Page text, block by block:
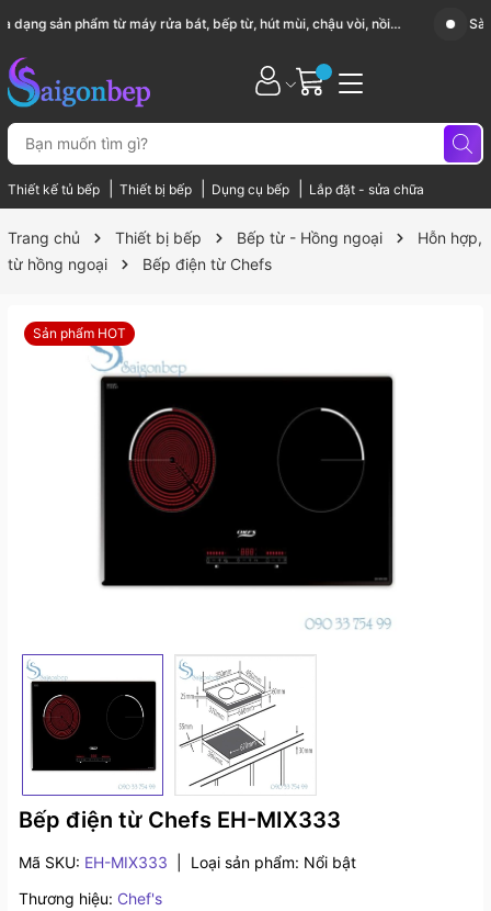
Sài Gòn Bếp chuyên thiết bị bếp, gia dụng bếp cao cấp
Thiết kế tủ bếp Thiết bị bếp Dụng cụ bếp Lắp đặt - sửa chữa
Trang chủ Thiết bị bếp Bếp từ - Hồng ngoại
Hỗn hợp,
từ hồng ngoại
Bếp điện từ Chefs
Sản phẩm HOT
Bếp điện từ Chefs EH-MIX333
Mã SKU: EH-MIX333 Loại sản phẩm: Nổi bật
Thương hiệu: Chef's